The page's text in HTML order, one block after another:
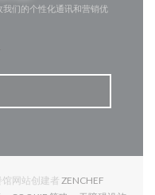
们的个性化通讯和营销优
馆网站创建者ZENCHEF